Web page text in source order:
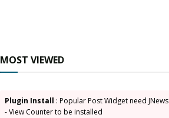
MOST VIEWED
Plugin Install : Popular Post Widget need JNews
- View Counter to be installed